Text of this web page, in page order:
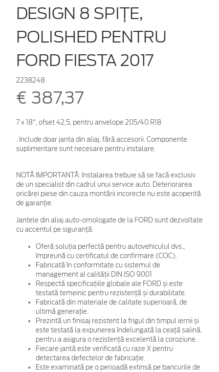
DESIGN 8 SPIȚE,
POLISHED PENTRU
FORD FIESTA 2017
2238248
€ 387,37
7 x 18", ofset 42,5, pentru anvelope 205/40 R18
. Include doar janta din aliaj, fără accesorii. Componente
suplimentare sunt necesare pentru instalare.
NOTĂ IMPORTANTĂ: Instalarea trebuie să se facă exclusiv
de un specialist din cadrul unui service auto. Deteriorarea
oricărei piese din cauza montării incorecte nu este acoperită
de garanţie.
Jantele din aliaj auto-omologate de la FORD sunt dezvoltate
cu accentul pe siguranță:
Oferă soluția perfectă pentru autovehiculul dvs.,
împreună cu certificatul de confirmare (COC).
Fabricată în conformitate cu sistemul de
management al calității DIN ISO 9001
Respectă specificațiile globale ale FORD și este
testată temeinic pentru rezistență și durabilitate.
Fabricată din materiale de calitate superioară, de
ultimă generație.
Prezintă un finisaj rezistent la frigul din timpul iernii și
este testată la expunerea îndelungată la ceață salină,
pentru a asigura o rezistență excelentă la coroziune.
Fiecare jantă este verificată cu raze X pentru
detectarea defectelor de fabricație.
Este examinată pe o perioadă extinsă pe bancurile de